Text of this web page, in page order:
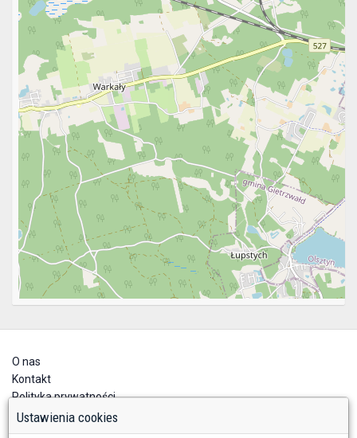
O nas
Kontakt
Polityka prywatności
Deklaracja dostępności
Ustawienia cookies